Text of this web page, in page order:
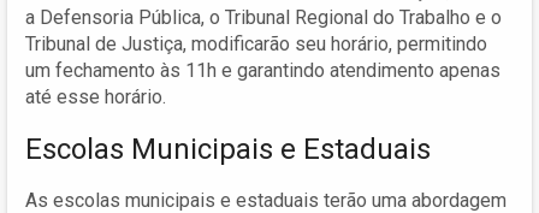
a Defensoria Pública, o Tribunal Regional do Trabalho e o
Tribunal de Justiça, modificarão seu horário, permitindo
um fechamento às 11h e garantindo atendimento apenas
até esse horário.
Escolas Municipais e Estaduais
As escolas municipais e estaduais terão uma abordagem